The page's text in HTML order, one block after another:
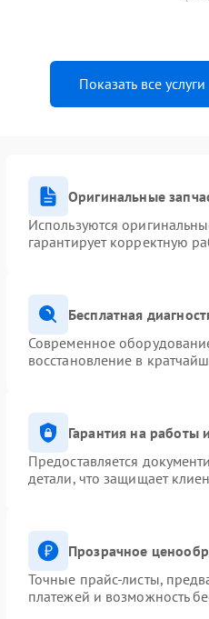
Показать все услуги
Оригинальные
Используются
гарантирует корректную
Бесплатная
Современное
восстановление в
Гарантия на работы
Предоставляется
детали, что защищает
Прозрачное
Точные прайс-листы,
платежей и возможность